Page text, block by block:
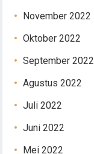
November 2022
Oktober 2022
September 2022
Agustus 2022
Juli 2022
Juni 2022
Mei 2022